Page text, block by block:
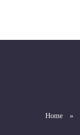
Home »